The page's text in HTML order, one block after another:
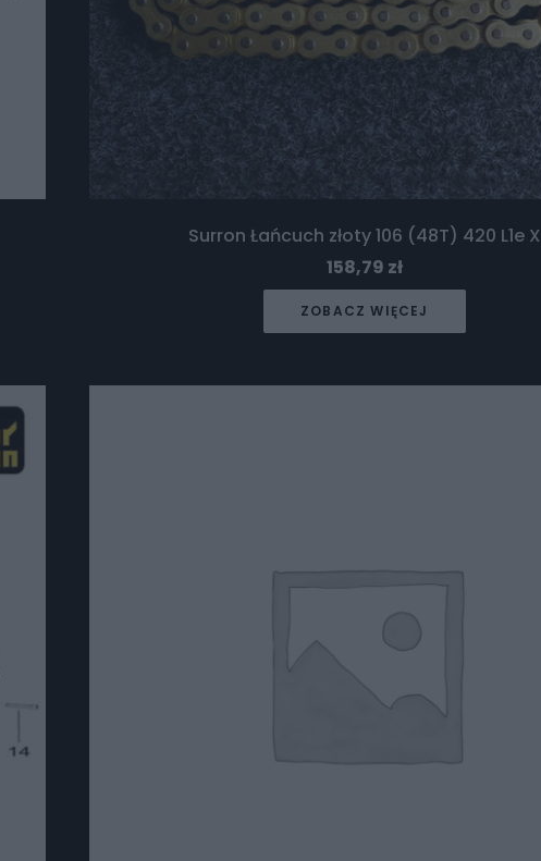
Surron Łańcuch złoty 106 (48T) 420 L1e X
158,79 zł
ZOBACZ WIĘCEJ